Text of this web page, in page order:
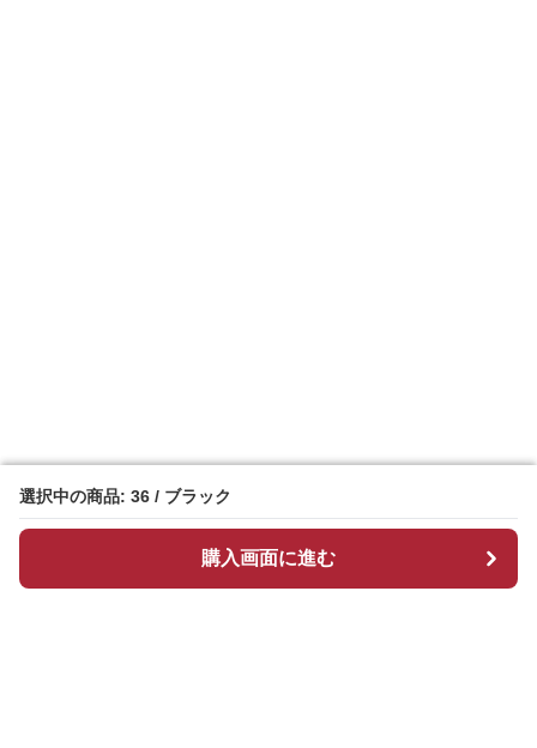
選択中の商品: 36 / ブラック
購入画面に進む
選択中の商品: 36 / ブラック
購入画面に進む